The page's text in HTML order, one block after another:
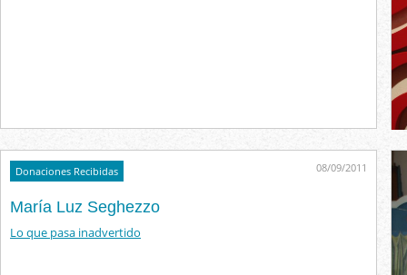
Donaciones Recibidas 08/09/2011
María Luz Seghezzo
Lo que pasa inadvertido